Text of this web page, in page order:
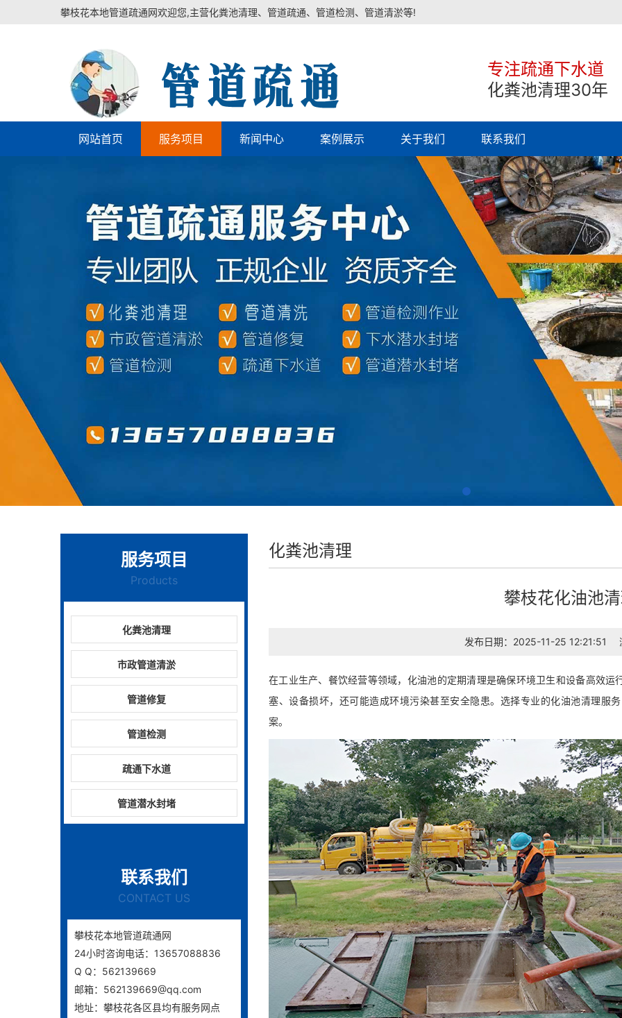
攀枝花本地管道疏通网欢迎您,主营化粪池清理、管道疏通、管道检测、管道清淤等!
专注疏通下水道
化粪池清理30年
网站首页 服务项目 新闻中心 案例展示 关于我们 联系我们
服务项目
Products
化粪池清理
市政管道清淤
管道修复
管道检测
疏通下水道
管道潜水封堵
联系我们
CONTACT US
攀枝花本地管道疏通网
24小时咨询电话：13657088836
Q Q：562139669
邮箱：562139669@qq.com
地址：攀枝花各区县均有服务网点
化粪池清理
攀枝花化油池
发布日期：2025-11-25 12:21:51
在工业生产、餐饮经营等领域，化油池的定期清理是确保环境卫生和设备高效
塞、设备损坏，还可能造成环境污染甚至安全隐患。选择专业的化油池清理服
案。